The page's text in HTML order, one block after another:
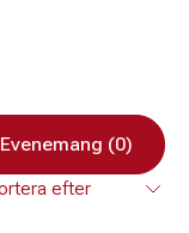
Evenemang (0)